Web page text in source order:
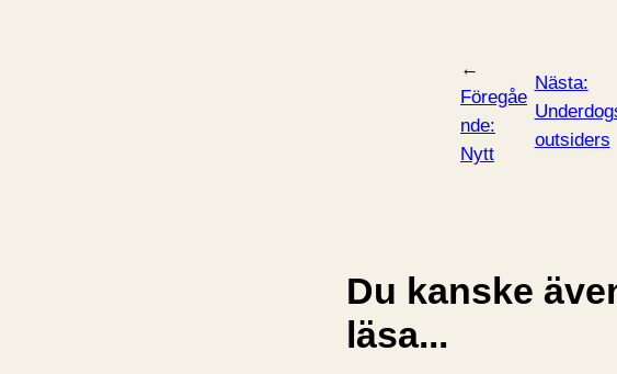
←
Föregåe
nde:
Nytt
Nästa:
outsiders
Du kanske
läsa...